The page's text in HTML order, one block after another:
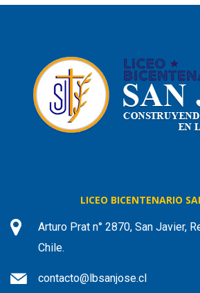
LICEO BICENTENARIO
Arturo Prat n° 2870, San Javier,
Chile.
contacto@lbsanjose.cl